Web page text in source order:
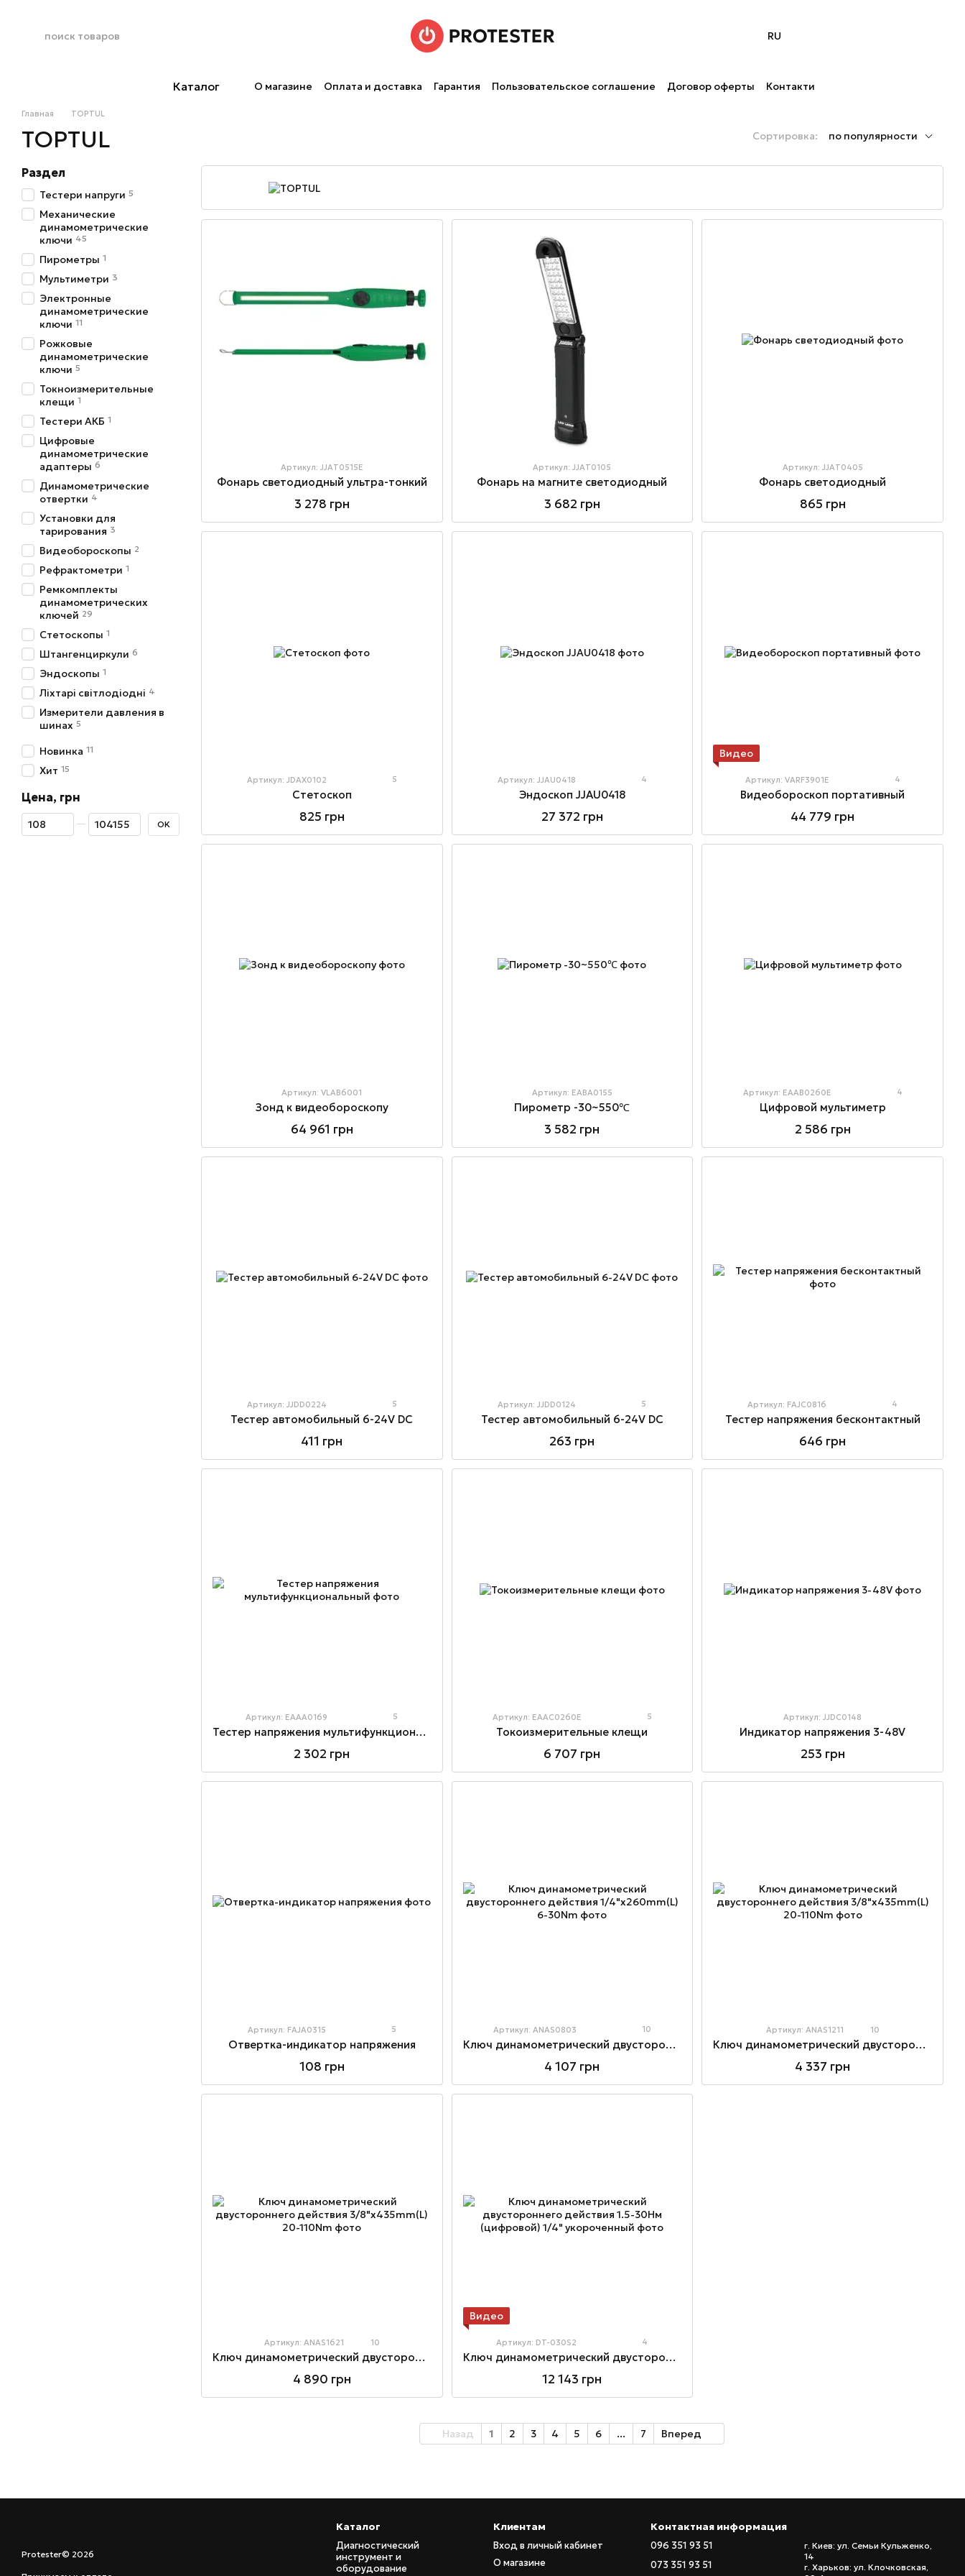
RU
Каталог О магазине Оплата и доставка Гарантия Пользовательское соглашение Договор оферты Контакти
Главная TOPTUL
TOPTUL Сортировка: по популярности
Артикул: JJAT0515E
Фонарь светодиодный ультра-тонкий
3 278 грн
Артикул: JJAT0105
Фонарь на магните светодиодный
3 682 грн
Артикул: JJAT0405
Фонарь светодиодный
865 грн
Артикул: JDAX0102 5
Стетоскоп
825 грн
Артикул: JJAU0418 4
Эндоскоп JJAU0418
27 372 грн
Видео
Артикул: VARF3901E 4
Видеобороскоп портативный
44 779 грн
Артикул: VLAB6001
Зонд к видеобороскопу
64 961 грн
Артикул: EABA0155
Пирометр -30~550℃
3 582 грн
Артикул: EAAB0260E 4
Цифровой мультиметр
2 586 грн
Артикул: JJDD0224 5
Тестер автомобильный 6-24V DC
411 грн
Артикул: JJDD0124 5
Тестер автомобильный 6-24V DC
263 грн
Артикул: FAJC0816 4
Тестер напряжения бесконтактный
646 грн
Артикул: EAAA0169 5
Тестер напряжения мультифункциональный
2 302 грн
Артикул: EAAC0260E 5
Токоизмерительные клещи
6 707 грн
Артикул: JJDC0148
Индикатор напряжения 3-48V
253 грн
Артикул: FAJA0315 5
Отвертка-индикатор напряжения
108 грн
Артикул: ANAS0803 10
Ключ динамометрический двустороннего действия 1/4"x260mm(L) 6-30Nm
4 107 грн
Артикул: ANAS1211 10
Ключ динамометрический двустороннего действия 3/8"x435mm(L) 20-110Nm
4 337 грн
Артикул: ANAS1621 10
Ключ динамометрический двустороннего действия 3/8"x435mm(L) 20-110Nm
4 890 грн
Видео
Артикул: DT-030S2 4
Ключ динамометрический двустороннего действия 1.5-30Нм (цифровой) 1/4" укороченный
12 143 грн
Назад 1 2 3 4 5 6 ... 7 Вперед
Раздел
Тестери напруги 5
Механические
динамометрические
ключи 45
Пирометры 1
Мультиметри 3
Электронные
динамометрические
ключи 11
Рожковые
динамометрические
ключи 5
Токноизмерительные
клещи 1
Тестери АКБ 1
Цифровые
динамометрические
адаптеры 6
Динамометрические
отвертки 4
Установки для
тарирования 3
Видеобороскопы 2
Рефрактометри 1
Ремкомплекты
динамометрических
ключей 29
Стетоскопы 1
Штангенциркули 6
Эндоскопы 1
Ліхтарі світлодіодні 4
Измерители давления в
шинах 5
Новинка 11
Хит 15
Цена, грн
От Цена, грн
До Цена, грн OK
Protester© 2026
Каталог
Диагностический
инструмент и
оборудование
Клиентам
Вход в личный кабинет
О магазине
Контактная информация
096 351 93 51
073 351 93 51
г. Киев: ул. Семьи Кульженко,
14
г. Харьков: ул. Клочковская,